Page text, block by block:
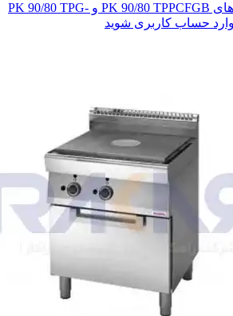
اجاق گاز Modular مدل‌های PK 90/80 TPPCFGB و PK 90/80 TPG-
حساب کاربری شوید